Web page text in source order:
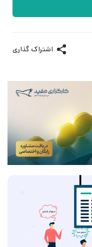
اشتراک گذاری